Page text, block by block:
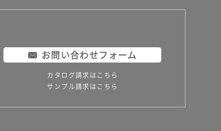
お問い合わせフォーム
カタログ請求はこちら
サンプル請求はこちら